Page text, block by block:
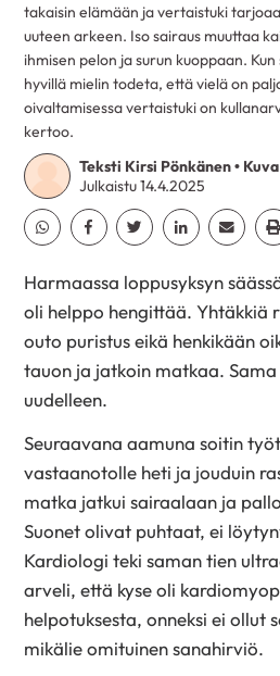
Teksti Kirsi Pönkänen •
Julkaistu 14.4.2025
Jaa Whatsapp
Jaa Facebook
Jaa TwitterJaa Linkedin
Jaa Email
Jaa
takaisin elämään ja vertaistuki
uuteen arkeen. Iso sairaus muuttaa
ihmisen pelon ja surun kuoppaan.
hyvillä mielin todeta, että vielä on
oivaltamisessa vertaistuki on
kertoo.
Harmaassa loppusyksyn
oli helppo hengittää. Yhtäkkiä
outo puristus eikä henkikään
tauon ja jatkoin matkaa.
uudelleen.
Seuraavana aamuna soitin
vastaanotolle heti ja jouduin
matka jatkui sairaalaan ja
Suonet olivat puhtaat, ei
Kardiologi teki saman tien
arveli, että kyse oli
helpotuksesta, onneksi ei ollut
mikälie omituinen sanahirviö.